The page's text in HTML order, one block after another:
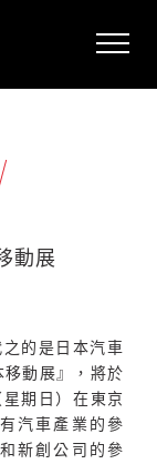
動展
的是日本汽車
移動展』，將於
星期日）在東京
汽車產業的參
新創公司的參